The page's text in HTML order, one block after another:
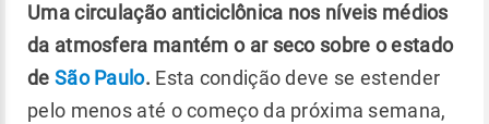
Uma circulação anticiclônica nos níveis médios
da atmosfera mantém o ar seco sobre o estado
de São Paulo. Esta condição deve se estender
pelo menos até o começo da próxima semana,